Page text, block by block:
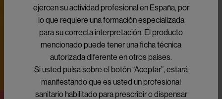
NovartisPro. Para ti,
que ayudas a
mejorar la vida de
las personas.
Únete para acceder a todo el contenido
ejercen su actividad profesional en España, por
lo que requiere una formación especializada
para su correcta interpretación. El producto
mencionado puede tener una ficha técnica
autorizada diferente en otros países.
Si usted pulsa sobre el botón “Aceptar”, estará
manifestando que es usted un profesional
sanitario habilitado para prescribir o dispensar